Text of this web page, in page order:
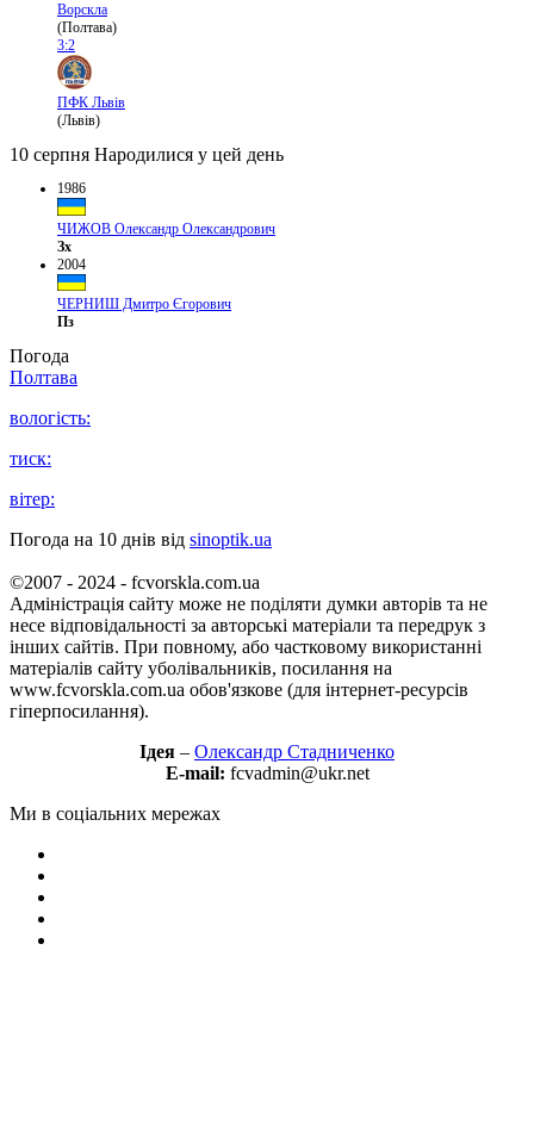
Ворскла
(Полтава)
3:2
ПФК Львів
(Львів)
10 серпня Народилися у цей день
1986
ЧИЖОВ Олександр Олександрович
Зх
2004
ЧЕРНИШ Дмитро Єгорович
Пз
Погода
Полтава
вологість:
тиск:
вітер:
Погода на 10 днів від sinoptik.ua
©2007 - 2024 - fcvorskla.com.ua
Адміністрація сайту може не поділяти думки авторів та не
несе відповідальності за авторські матеріали та передрук з
інших сайтів. При повному, або частковому використанні
матеріалів сайту уболівальників, посилання на
www.fcvorskla.com.ua обов'язкове (для інтернет-ресурсів
гіперпосилання).
Ідея – Олександр Стадниченко
E-mail: fcvadmin@ukr.net
Ми в соціальних мережах